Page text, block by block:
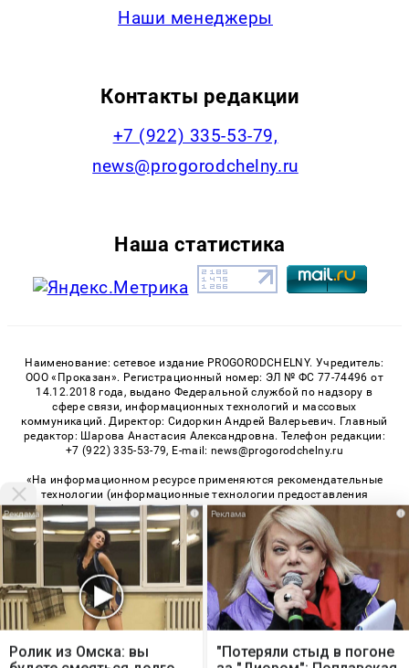
Наши менеджеры
Контакты редакции
+7 (922) 335-53-79,
news@progorodchelny.ru
Наша статистика
Наименование: сетевое издание PROGORODCHELNY. Учредитель:
ООО «Проказан». Регистрационный номер: ЭЛ № ФС 77-74496 от
14.12.2018 года, выдано Федеральной службой по надзору в
сфере связи, информационных технологий и массовых
коммуникаций. Директор: Сидоркин Андрей Валерьевич. Главный
редактор: Шарова Анастасия Александровна. Телефон редакции:
+7 (922) 335-53-79, E-mail: news@progorodchelny.ru
«На информационном ресурсе применяются рекомендательные
технологии (информационные технологии предоставления
информации на основе сбора, систематизации и анализа
сведений, относящихся к предпочтениям пользователей сети
«Интернет», находящихся на территории Российской
Федерации)». Правила применения рекомендательных
технологий в виджетах рекламно-обменной сети«СМИ2» (PDF)
«Sparrow» (PDF)
© 2026 «PROGorodChelny» | Все права защищены
Мы используем cookie. Во время посещения сайта
вы соглашаетесь с тем, что мы обрабатываем
i
Ролик из Омска: вы
i
"Потеряли стыд в погоне